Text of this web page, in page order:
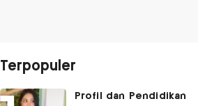
Terpopuler
Profil dan Pendidikan